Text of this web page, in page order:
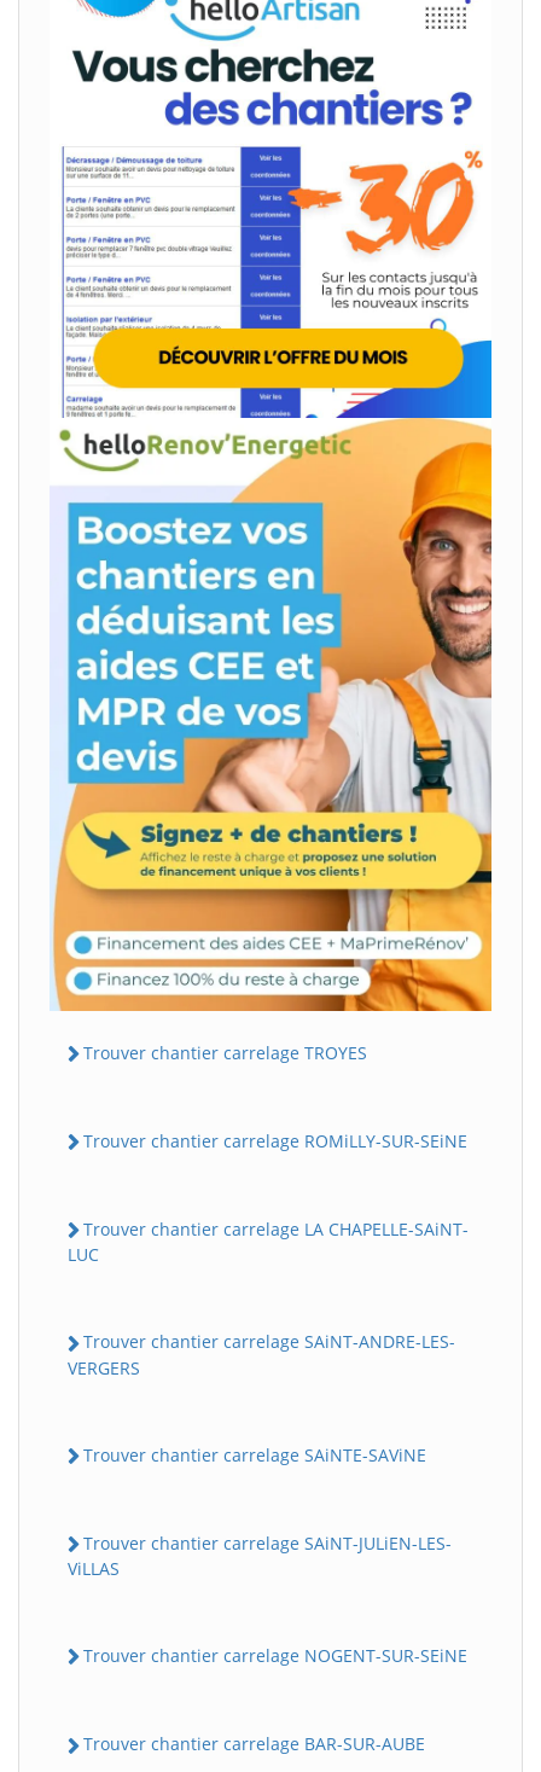
Trouver chantier carrelage TROYES
Trouver chantier carrelage ROMiLLY-SUR-SEiNE
Trouver chantier carrelage LA CHAPELLE-SAiNT-
LUC
Trouver chantier carrelage SAiNT-ANDRE-LES-
VERGERS
Trouver chantier carrelage SAiNTE-SAViNE
Trouver chantier carrelage SAiNT-JULiEN-LES-
ViLLAS
Trouver chantier carrelage NOGENT-SUR-SEiNE
Trouver chantier carrelage BAR-SUR-AUBE